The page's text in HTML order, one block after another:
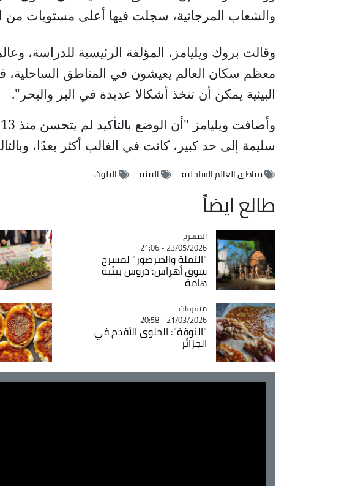
والشعاب المرجانية، سجلت فيها أعلى مستويات
وقالت بروك ويليامز، المؤلفة الرئيسية للدراسة،
معظم سكان العالم يعيشون في المناطق
البيئية يمكن أن تتخذ أشكالا عديدة في البر والبحر".
سليمة إلى حد كبير، كانت في الغالب أكثر بعدًا،
مناطق العالم الساحلية البيئة التلوث
طالع ايضاً
Catégorie
المسرح
23/05/2026 - 21:06
"النملة والصرصور" لمسرح
سوق أهراس: دروس بيئية
هامة
Catégorie
متفرقات
21/03/2026 - 20:58
"النوقة": الحلوى الأقدم في
الجزائر